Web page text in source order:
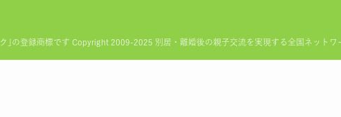
｣の登録商標です Copyright 2009-2025 別居・離婚後の親子交流を実現する全国ネットワ